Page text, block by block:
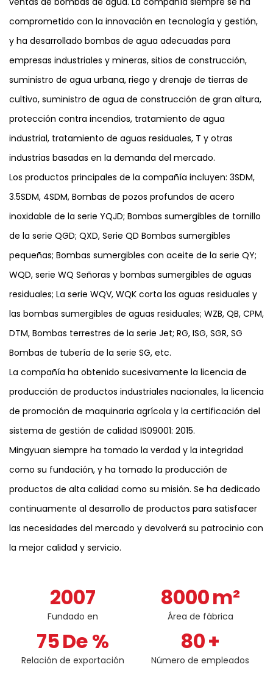
comprometido con la innovación en tecnología y gestión,
y ha desarrollado bombas de agua adecuadas para
empresas industriales y mineras, sitios de construcción,
suministro de agua urbana, riego y drenaje de tierras de
cultivo, suministro de agua de construcción de gran altura,
protección contra incendios, tratamiento de agua
industrial, tratamiento de aguas residuales, T y otras
industrias basadas en la demanda del mercado.
Los productos principales de la compañía incluyen: 3SDM,
3.5SDM, 4SDM, Bombas de pozos profundos de acero
inoxidable de la serie YQJD; Bombas sumergibles de tornillo
de la serie QGD; QXD, Serie QD Bombas sumergibles
pequeñas; Bombas sumergibles con aceite de la serie QY;
WQD, serie WQ Señoras y bombas sumergibles de aguas
residuales; La serie WQV, WQK corta las aguas residuales y
las bombas sumergibles de aguas residuales; WZB, QB, CPM,
DTM, Bombas terrestres de la serie Jet; RG, ISG, SGR, SG
Bombas de tubería de la serie SG, etc.
La compañía ha obtenido sucesivamente la licencia de
producción de productos industriales nacionales, la licencia
de promoción de maquinaria agrícola y la certificación del
sistema de gestión de calidad IS09001: 2015.
Mingyuan siempre ha tomado la verdad y la integridad
como su fundación, y ha tomado la producción de
productos de alta calidad como su misión. Se ha dedicado
continuamente al desarrollo de productos para satisfacer
las necesidades del mercado y devolverá su patrocinio con
la mejor calidad y servicio.
2007
Fundado en
8000m²
Área de fábrica
75De %
Relación de exportación
80+
Número de empleados